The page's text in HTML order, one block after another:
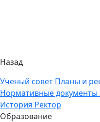
Назад
Ученый совет Планы и
Нормативные документы
История Ректор
Образование